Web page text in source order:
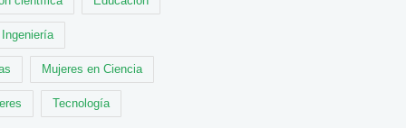
Ingeniería
Mujeres en Ciencia
Tecnología